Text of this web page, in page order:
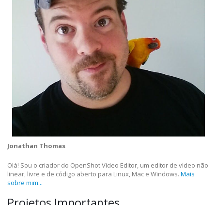
Jonathan Thomas
Olá! Sou o criador do OpenShot Video Editor, um editor de vídeo não
linear, livre e de código aberto para Linux, Mac e Windows. Mais
sobre mim...